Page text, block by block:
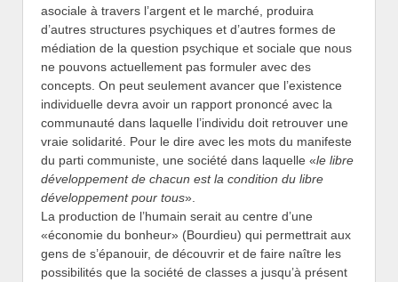
asociale à travers l’argent et le marché, produira
d’autres structures psychiques et d’autres formes de
médiation de la question psychique et sociale que nous
ne pouvons actuellement pas formuler avec des
concepts. On peut seulement avancer que l’existence
individuelle devra avoir un rapport prononcé avec la
communauté dans laquelle l’individu doit retrouver une
vraie solidarité. Pour le dire avec les mots du manifeste
du parti communiste, une société dans laquelle «le libre
développement de chacun est la condition du libre
développement pour tous».
La production de l’humain serait au centre d’une
«économie du bonheur» (Bourdieu) qui permettrait aux
gens de s’épanouir, de découvrir et de faire naître les
possibilités que la société de classes a jusqu’à présent